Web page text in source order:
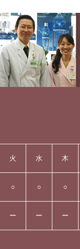
火 水 木
○ ○ ○
ー ー ー